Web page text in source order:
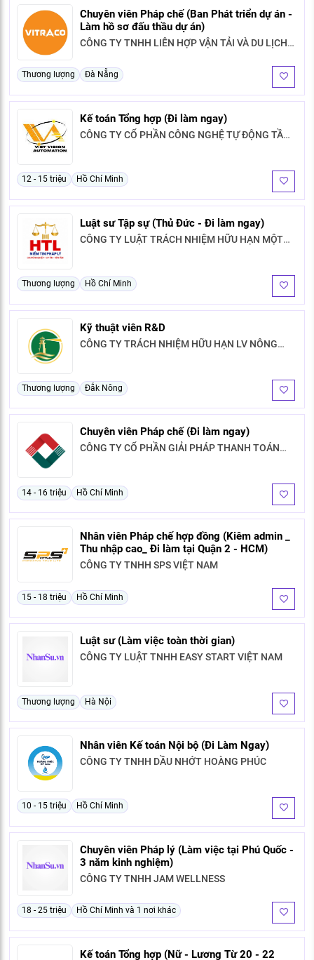
Chuyên viên Pháp chế (Ban Phát triển dự án -
Làm hồ sơ đấu thầu dự án)
CÔNG TY TNHH LIÊN HỢP VẬN TẢI VÀ DU LỊCH
Thương lượng Đà Nẵng
Kế toán Tổng hợp (Đi làm ngay)
CÔNG TY CỔ PHẦN CÔNG NGHỆ TỰ ĐỘNG TẦM
12 - 15 triệu Hồ Chí Minh
Luật sư Tập sự (Thủ Đức - Đi làm ngay)
CÔNG TY LUẬT TRÁCH NHIỆM HỮU HẠN MỘT
Thương lượng Hồ Chí Minh
Kỹ thuật viên R&D
CÔNG TY TRÁCH NHIỆM HỮU HẠN LV NÔNG
Thương lượng Đắk Nông
Chuyên viên Pháp chế (Đi làm ngay)
CÔNG TY CỔ PHẦN GIẢI PHÁP THANH TOÁN
14 - 16 triệu Hồ Chí Minh
Nhân viên Pháp chế hợp đồng (Kiêm admin _
Thu nhập cao_ Đi làm tại Quận 2 - HCM)
CÔNG TY TNHH SPS VIỆT NAM
15 - 18 triệu Hồ Chí Minh
Luật sư (Làm việc toàn thời gian)
CÔNG TY LUẬT TNHH EASY START VIỆT NAM
Thương lượng Hà Nội
Nhân viên Kế toán Nội bộ (Đi Làm Ngay)
CÔNG TY TNHH DẦU NHỚT HOÀNG PHÚC
10 - 15 triệu Hồ Chí Minh
Chuyên viên Pháp lý (Làm việc tại Phú Quốc -
3 năm kinh nghiệm)
CÔNG TY TNHH JAM WELLNESS
18 - 25 triệu Hồ Chí Minh và 1 nơi khác
Kế toán Tổng hợp (Nữ - Lương Từ 20 - 22